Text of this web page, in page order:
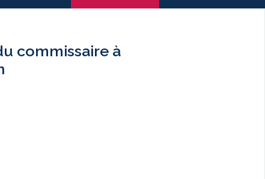
commissaire à